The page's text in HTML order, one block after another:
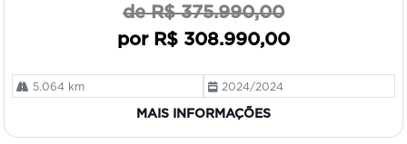
de R$ 375.990,00
por R$ 308.990,00
5.064 km 2024/2024
MAIS INFORMAÇÕES